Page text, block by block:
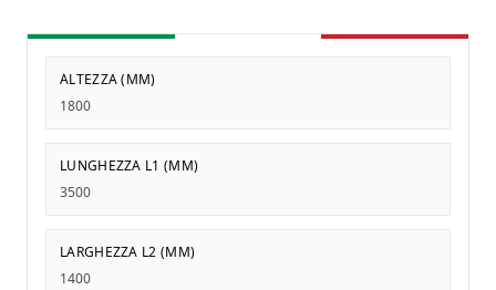
ALTEZZA (MM)
1800
LUNGHEZZA L1 (MM)
3500
LARGHEZZA L2 (MM)
1400